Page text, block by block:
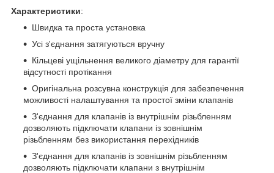
Характеристики:
Швидка та проста установка
Усі з'єднання затягуються вручну
Кільцеві ущільнення великого діаметру для гарантії
відсутності протікання
Оригінальна розсувна конструкція для забезпечення
можливості налаштування та простої зміни клапанів
З'єднання для клапанів із внутрішнім різьбленням
дозволяють підключати клапани із зовнішнім
різьбленням без використання перехідників
З'єднання для клапанів із зовнішнім різьбленням
дозволяють підключати клапани з внутрішнім